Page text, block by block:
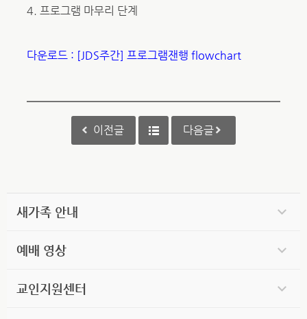
4. 프로그램 마무리 단계
다운로드 : [JDS주간] 프로그램잰행 flowchart
이전글 다음글
새가족 안내
예배 영상
교인지원센터